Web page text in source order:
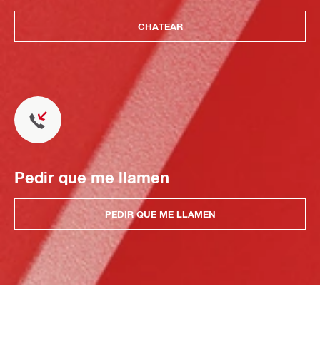
CHATEAR
Pedir que me llamen
PEDIR QUE ME LLAMEN